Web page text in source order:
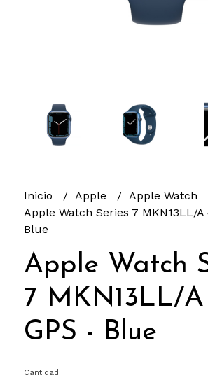
Inicio Apple
Apple Watch
Apple Watch Series 7 MKN13LL/A
Blue
Apple Watch
7 MKN13LL/A
GPS - Blue
Cantidad